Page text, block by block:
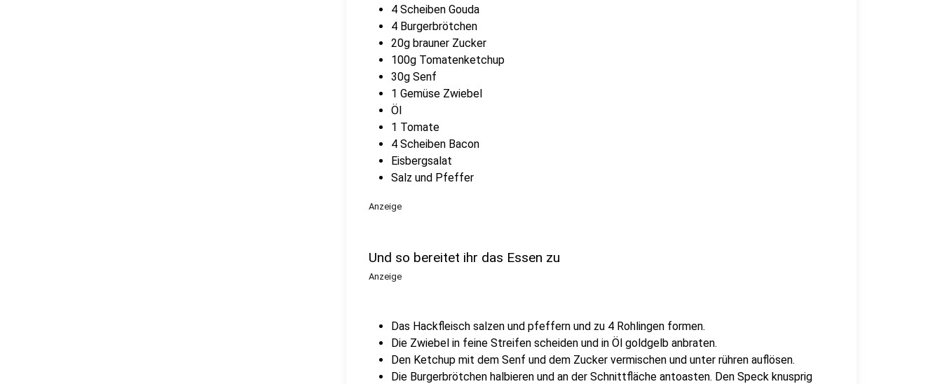
4 Scheiben Gouda
4 Burgerbrötchen
20g brauner Zucker
100g Tomatenketchup
30g Senf
1 Gemüse Zwiebel
Öl
1 Tomate
4 Scheiben Bacon
Eisbergsalat
Salz und Pfeffer
Anzeige
Und so bereitet ihr das Essen zu
Anzeige
Das Hackfleisch salzen und pfeffern und zu 4 Rohlingen formen.
Die Zwiebel in feine Streifen scheiden und in Öl goldgelb anbraten.
Den Ketchup mit dem Senf und dem Zucker vermischen und unter rühren auflösen.
Die Burgerbrötchen halbieren und an der Schnittfläche antoasten. Den Speck knusprig